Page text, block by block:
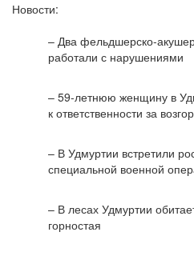
Новости:
– Два фельдшерско-
работали с нарушениями
– 59-летнюю женщину в
к ответственности за
– В Удмуртии встретили
специальной военной
– В лесах Удмуртии
горностая